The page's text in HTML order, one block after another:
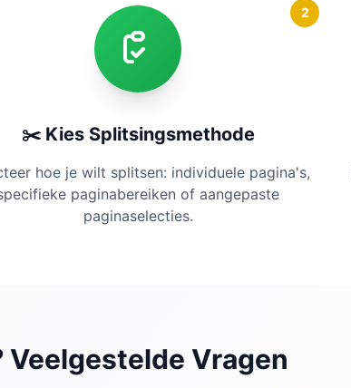
2
✂️ Kies Splitsingsmethode
hoe je wilt splitsen: individuele pagina's,
paginabereiken of aangepaste
paginaselecties.
Veelgestelde Vragen